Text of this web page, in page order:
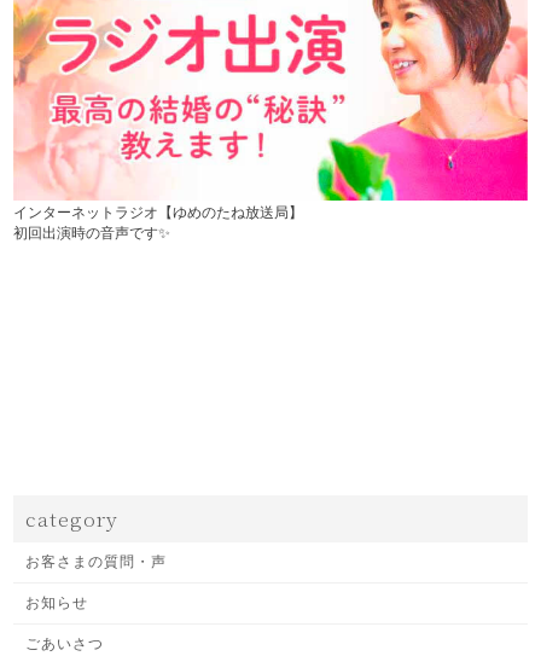
インターネットラジオ【ゆめのたね放送局】
初回出演時の音声です✨
category
お客さまの質問・声
お知らせ
ごあいさつ